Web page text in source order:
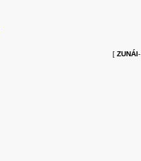
[ ZUNÁI